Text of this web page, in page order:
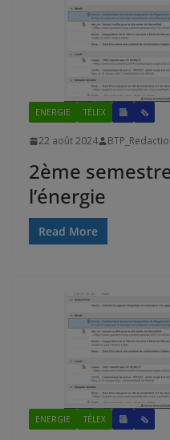
ENERGIE TÉLEX 🗞
22 août 2024
2ème
l’énergie
Read More
ENERGIE TÉLEX 🗞